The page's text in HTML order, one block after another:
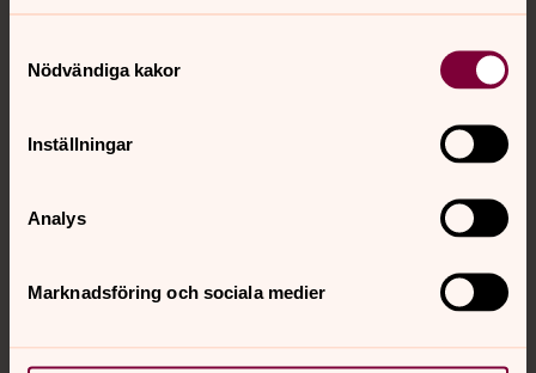
Nödvändiga kakor
Inställningar
Analys
Marknadsföring och sociala medier
Kontakt
Sociala kanaler